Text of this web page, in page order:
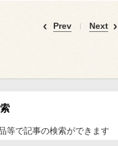
Prev Next
等で記事の検索ができます